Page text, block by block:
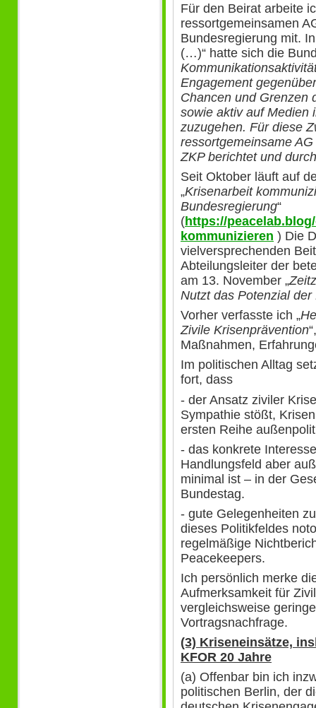
Für den Beirat arbeite
ressortgemeinsamen
Bundesregierung mit.
(…)“ hatte sich die
Engagement
Chancen und Grenzen
sowie aktiv auf Medien
zuzugehen. Für diese
ressortgemeinsame
ZKP berichtet und
Seit Oktober läuft auf
„Krisenarbeit
Bundesregierung“
(https://
kommunizieren ) Die
vielversprechenden
Abteilungsleiter der
am 13. November „
Nutzt das Potenzial
Vorher verfasste ich „
Zivile Krisenprävention
Maßnahmen,
Im politischen Alltag
fort, dass
- der Ansatz ziviler
Sympathie stößt,
ersten Reihe
- das konkrete
Handlungsfeld aber
minimal ist – in der
Bundestag.
- gute Gelegenheiten
dieses Politikfeldes
regelmäßige
Peacekeepers.
Ich persönlich merke
Aufmerksamkeit für
vergleichsweise
Vortragsnachfrage.
(3) Kriseneinsätze,
KFOR 20 Jahre
(a) Offenbar bin ich
politischen Berlin, der